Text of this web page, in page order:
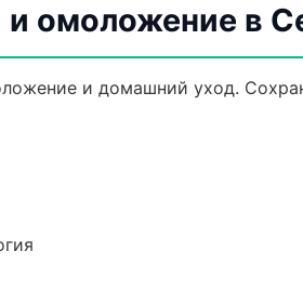
и омоложение в
и домашний уход.